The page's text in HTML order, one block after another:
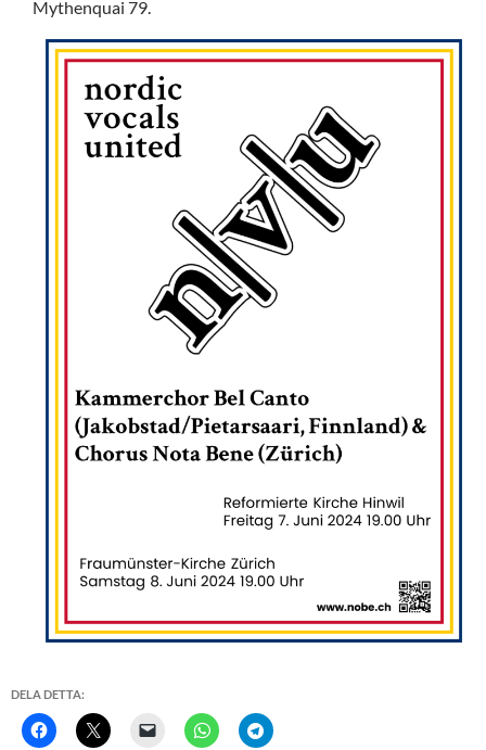
Mythenquai 79.
DELA DETTA: